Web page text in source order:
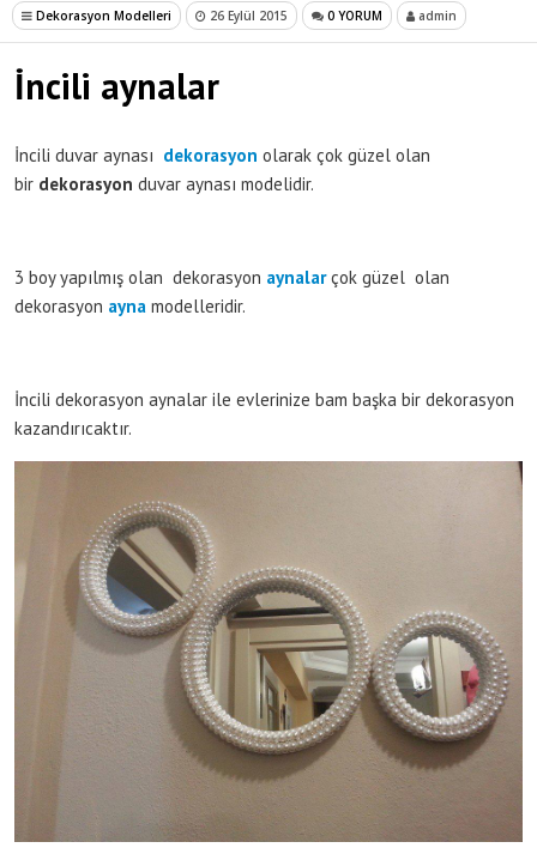
Dekorasyon Modelleri 26 Eylül 2015 0 YORUM admin
İncili aynalar
İncili duvar aynası dekorasyon olarak çok güzel olan
bir dekorasyon duvar aynası modelidir.
3 boy yapılmış olan dekorasyon aynalarçok güzel olan
dekorasyon ayna modelleridir.
İncili dekorasyon aynalar ile evlerinize bam başka bir dekorasyon
kazandırıcaktır.